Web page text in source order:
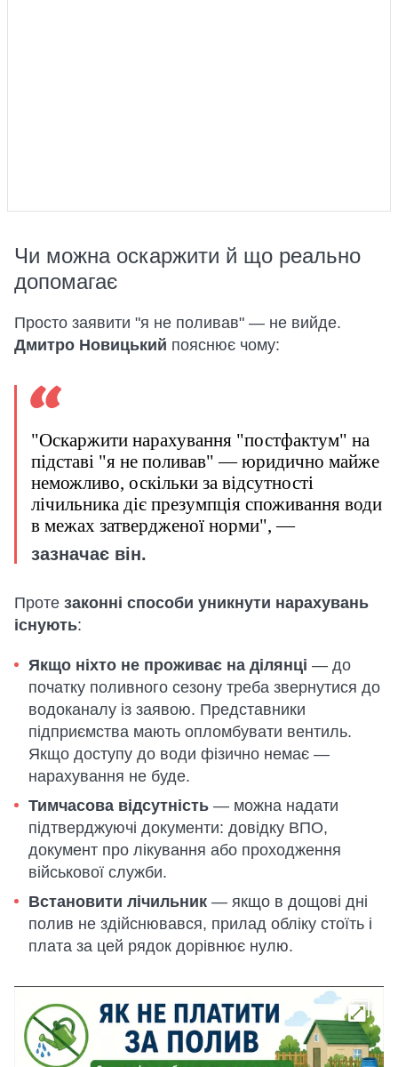
Чи можна оскаржити й що реально
допомагає
Просто заявити "я не поливав" — не вийде.
Дмитро Новицький пояснює чому:
"Оскаржити нарахування "постфактум" на
підставі "я не поливав" — юридично майже
неможливо, оскільки за відсутності
лічильника діє презумпція споживання води
в межах затвердженої норми", —
зазначає він.
Проте законні способи уникнути нарахувань
існують:
Якщо ніхто не проживає на ділянці — до
початку поливного сезону треба звернутися до
водоканалу із заявою. Представники
підприємства мають опломбувати вентиль.
Якщо доступу до води фізично немає —
нарахування не буде.
Тимчасова відсутність — можна надати
підтверджуючі документи: довідку ВПО,
документ про лікування або проходження
військової служби.
Встановити лічильник — якщо в дощові дні
полив не здійснювався, прилад обліку стоїть і
плата за цей рядок дорівнює нулю.